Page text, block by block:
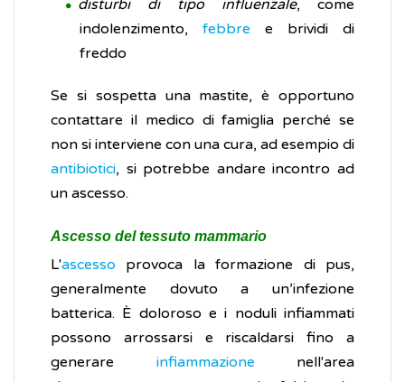
disturbi di tipo influenzale, come
indolenzimento, febbre e brividi di
freddo
Se si sospetta una mastite, è opportuno
contattare il medico di famiglia perché se
non si interviene con una cura, ad esempio di
antibiotici, si potrebbe andare incontro ad
un ascesso.
Ascesso del tessuto mammario
L'ascesso provoca la formazione di pus,
generalmente dovuto a un’infezione
batterica. È doloroso e i noduli infiammati
possono arrossarsi e riscaldarsi fino a
generare infiammazione nell'area